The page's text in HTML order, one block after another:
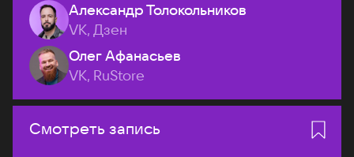
Александр Толокольников
VK, Дзен
Олег Афанасьев
VK, RuStore
Смотреть запись